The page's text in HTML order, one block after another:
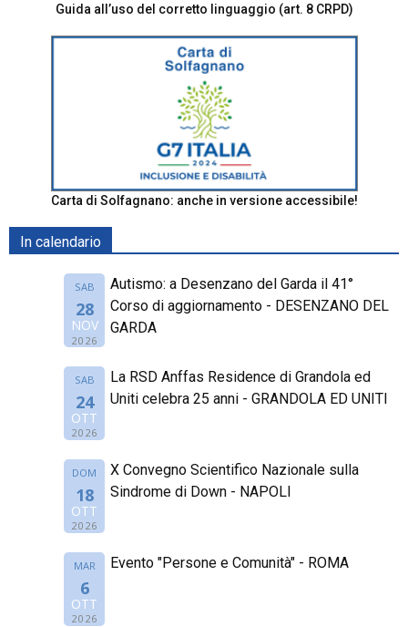
Guida all’uso del corretto linguaggio (art. 8 CRPD)
Carta di Solfagnano: anche in versione accessibile!
In calendario
SAB
28
NOV
2026
Autismo: a Desenzano del Garda il 41°
Corso di aggiornamento - DESENZANO DEL
GARDA
SAB
24
OTT
2026
La RSD Anffas Residence di Grandola ed
Uniti celebra 25 anni - GRANDOLA ED UNITI
DOM
18
OTT
2026
X Convegno Scientifico Nazionale sulla
Sindrome di Down - NAPOLI
MAR
6
OTT
2026
Evento "Persone e Comunità" - ROMA